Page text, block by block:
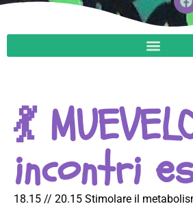
💃​
incontri
18.15 // 20.15 Stimolare il